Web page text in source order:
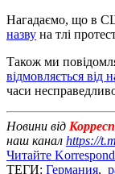
Нагадаємо, що в
назву на тлі
Також ми
відмовляється від
часи
Новини від
наш канал https://
Читайте
ТЕГИ: Германия,